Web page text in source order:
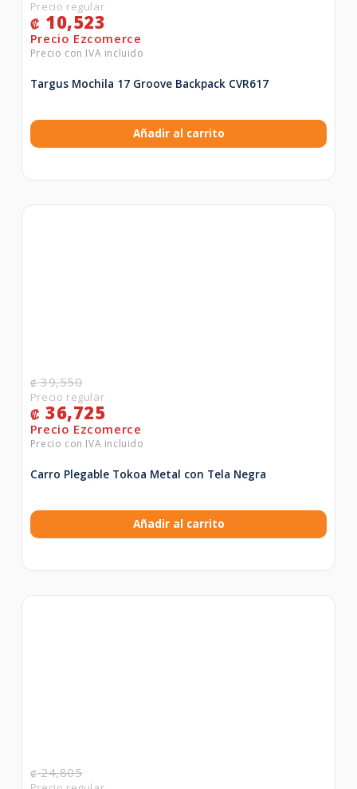
₡ 10,523
Targus Mochila 17 Groove Backpack CVR617
Añadir al carrito
₡39,550
₡ 36,725
Carro Plegable Tokoa Metal con Tela Negra
Añadir al carrito
₡24,805